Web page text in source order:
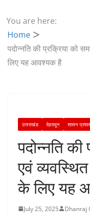
You are here:
Home
पदोन्नति की प्रक्रिया को
लिए यह आवश्यक है
उत्तराखंड देहरादून शासन
पदोन्नति
एवं
के लिए यह
July 25, 2025 Dhanraj